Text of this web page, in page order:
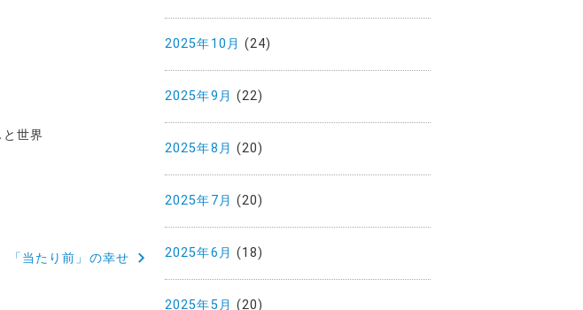
世界
「当たり前」の幸せ
2025年10月 (24)
2025年9月 (22)
2025年8月 (20)
2025年7月 (20)
2025年6月 (18)
2025年5月 (20)